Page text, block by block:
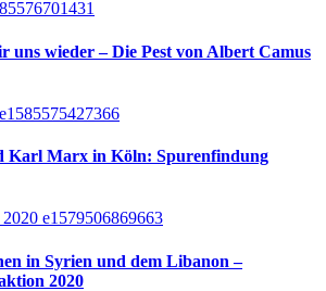
uns wieder – Die Pest von Albert Camus
Karl Marx in Köln: Spurenfindung
in Syrien und dem Libanon –
2020